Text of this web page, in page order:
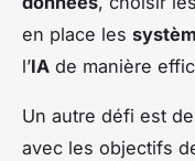
en place les
l’IA de manière
Un autre défi est de
avec les objectifs